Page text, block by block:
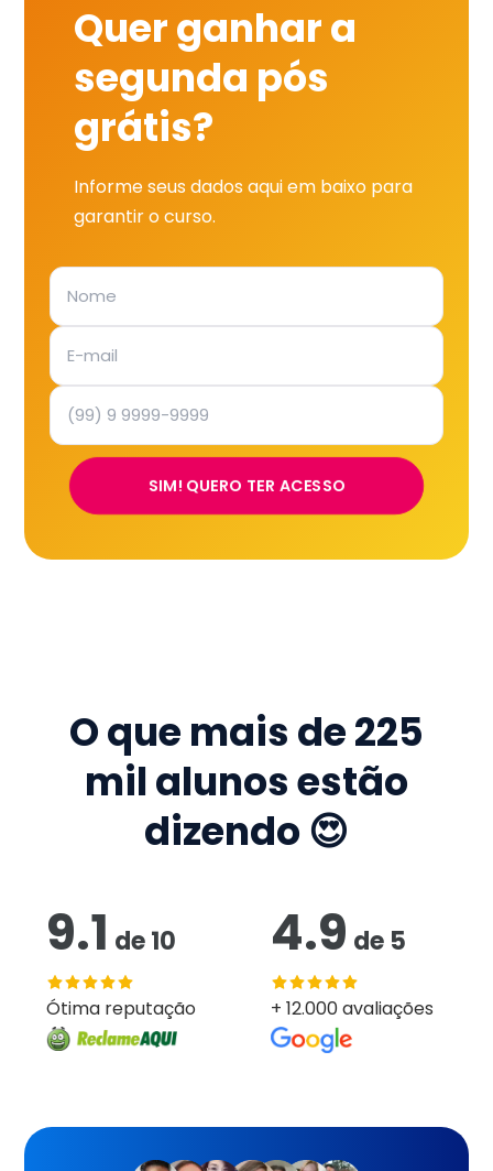
Quer ganhar a
segunda pós
grátis?
Informe seus dados aqui em baixo para
garantir o curso.
SIM! QUERO TER ACESSO
O que mais de225
mil alunos estão
dizendo 😍
9.1 de10
Ótima reputação
4.9 de 5
+ 12.000 avaliações